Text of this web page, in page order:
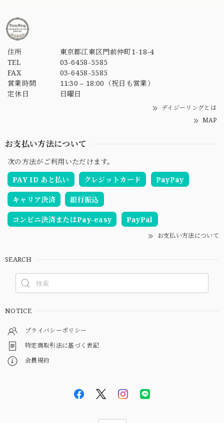
住所
東京都江東区門前仲町1-18-4
TEL
03-6458-5585
FAX
03-6458-5585
営業時間
11:30 – 18:00（祝日も営業）
定休日
日曜日
デイジーリングとは
MAP
お支払い方法について
次の方法がご利用いただけます。
PAY ID あと払い
クレジットカード PayPay
キャリア決済 銀行振込
コンビニ決済またはPay-easy PayPal
お支払い方法について
SEARCH
NOTICE
プライバシーポリシー
特定商取引法に基づく表記
会員規約